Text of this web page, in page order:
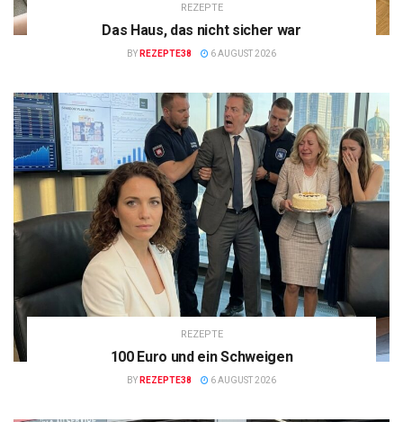
REZEPTE
Das Haus, das nicht sicher war
BY REZEPTE38 6 AUGUST 2026
REZEPTE
100 Euro und ein Schweigen
BY REZEPTE38 6 AUGUST 2026